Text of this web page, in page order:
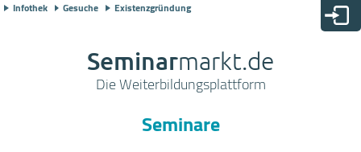
Infothek Gesuche Existenzgründung
Seminarmarkt.de
Die Weiterbildungsplattform
Seminare